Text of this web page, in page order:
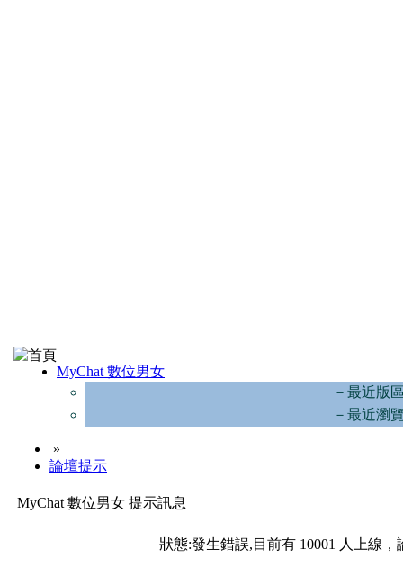
MyChat 數位男女
－最近版
－最近瀏
»
論壇提示
MyChat 數位男女 提示訊息
狀態:發生錯誤,目前有 10001 人上線